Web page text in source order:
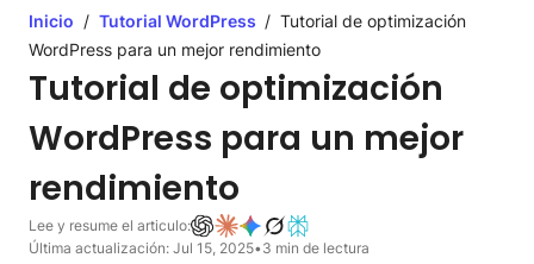
Inicio / Tutorial WordPress / Tutorial de optimización
WordPress para un mejor rendimiento
Tutorial de optimización
WordPress para un mejor
rendimiento
Lee y resume el articulo:
Última actualización: Jul 15, 2025•3 min de lectura